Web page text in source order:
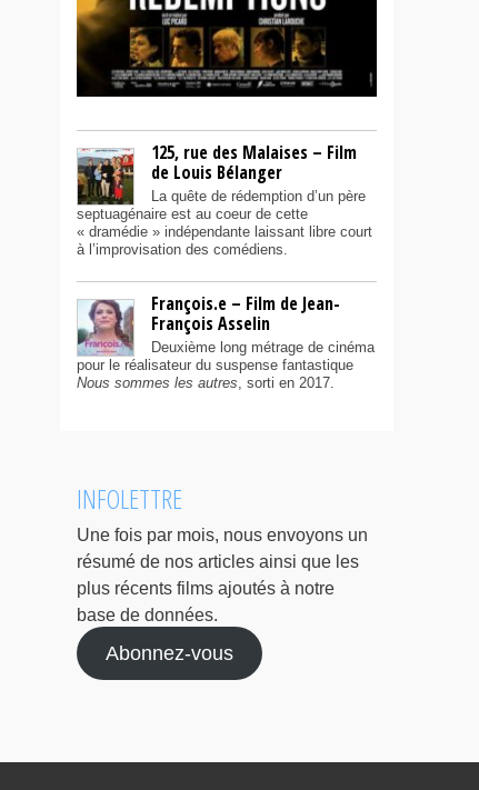
125, rue des Malaises – Film
de Louis Bélanger
La quête de rédemption d’un père
septuagénaire est au coeur de cette
« dramédie » indépendante laissant libre court
à l’improvisation des comédiens.
François.e – Film de Jean-
François Asselin
Deuxième long métrage de cinéma
pour le réalisateur du suspense fantastique
Nous sommes les autres, sorti en 2017.
INFOLETTRE
Une fois par mois, nous envoyons un
résumé de nos articles ainsi que les
plus récents films ajoutés à notre
base de données.
Abonnez-vous